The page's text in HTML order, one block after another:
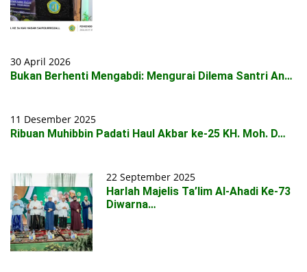
30 April 2026
Bukan Berhenti Mengabdi: Mengurai Dilema Santri An…
11 Desember 2025
Ribuan Muhibbin Padati Haul Akbar ke-25 KH. Moh. D…
22 September 2025
Harlah Majelis Ta’lim Al-Ahadi Ke-73
Diwarna…